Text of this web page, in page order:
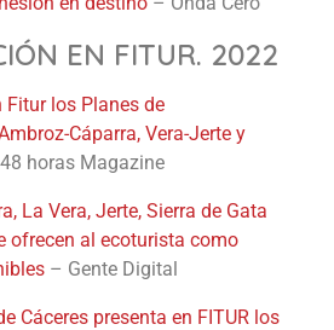
EN FITUR. 2022
Fitur los Planes de
Cáparra, Vera-Jerte y
horas Magazine
La Vera, Jerte, Sierra de Gata
ofrecen al ecoturista como
– Gente Digital
Cáceres presenta en FITUR los